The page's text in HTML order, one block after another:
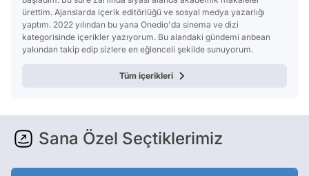
ürettim. Ajanslarda içerik editörlüğü ve sosyal medya yazarlığı
yaptım. 2022 yılından bu yana Onedio'da sinema ve dizi
kategorisinde içerikler yazıyorum. Bu alandaki gündemi anbean
yakından takip edip sizlere en eğlenceli şekilde sunuyorum.
Tüm içerikleri
Sana Özel Seçtiklerimiz